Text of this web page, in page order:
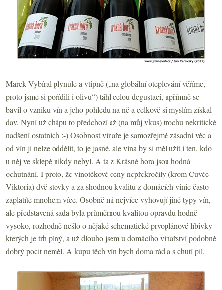
Marek Vybíral plynule a vtipně („na globální oteplování věříme,
proto jsme si pořídili i olivu“) táhl celou degustaci, upřímně se
bavil o vzniku vín a jeho pohledu na ně a celkově si myslím získal
dav. Nyní už chápu to předchozí až (na můj vkus) trochu nekritické
nadšení ostatních :-) Osobnost vinaře je samozřejmě zásadní věc a
od vín ji nelze oddělit, to je jasné, ale vína by si měl užít i ten, kdo
u něj ve sklepě nikdy nebyl. A ta z Krásné hora jsou hodná
ochutnání. I proto, že vinotékové ceny nepřekročily (krom Cuvée
Viktoria) dvě stovky a za shodnou kvalitu z domácích vinic často
zaplatíte mnohem více. Osobně mi nejvíce vyhovují jiné typy vín,
ale představená sada byla průměrnou kvalitou opravdu hodně
vysoko, rozhodně nešlo o nějaké schematické prvoplánové líbivky
kterých je trh plný, a už dlouho jsem u domácího vinařství podobně
dobrý pocit neměl. A kupu těch vín bych doma rád a s chutí pil.